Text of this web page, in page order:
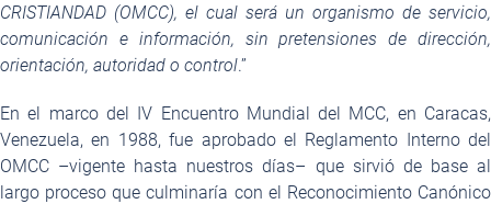
CRISTIANDAD (OMCC), el cual será un organismo de servicio,
comunicación e información, sin pretensiones de dirección,
orientación, autoridad o control.”
En el marco del IV Encuentro Mundial del MCC, en Caracas,
Venezuela, en 1988, fue aprobado el Reglamento Interno del
OMCC –vigente hasta nuestros días– que sirvió de base al
largo proceso que culminaría con el Reconocimiento Canónico